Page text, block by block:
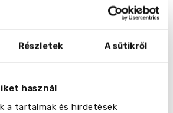
Részletek A sütikről
használ
a tartalmak és hirdetések